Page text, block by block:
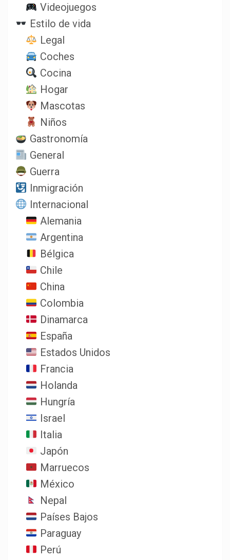
Videojuegos
Estilo de vida
Legal
Coches
Cocina
Hogar
Mascotas
Niños
Gastronomía
General
Guerra
Inmigración
Internacional
Alemania
Argentina
Bélgica
Chile
China
Colombia
Dinamarca
España
Estados Unidos
Francia
Holanda
Hungría
Israel
Italia
Japón
Marruecos
México
Nepal
Países Bajos
Paraguay
Perú